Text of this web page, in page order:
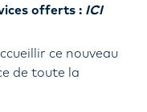
offerts : ICI
ce nouveau
de toute la